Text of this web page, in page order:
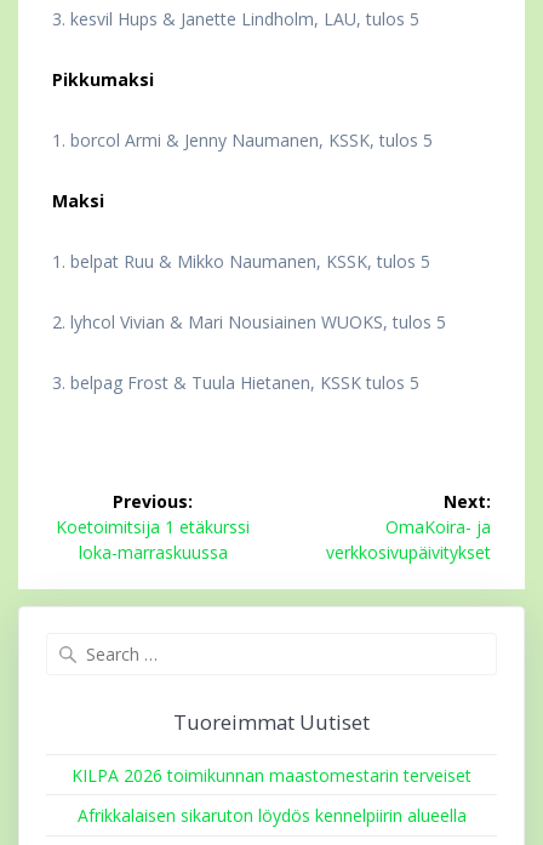
3. kesvil Hups & Janette Lindholm, LAU, tulos 5
Pikkumaksi
1. borcol Armi & Jenny Naumanen, KSSK, tulos 5
Maksi
1. belpat Ruu & Mikko Naumanen, KSSK, tulos 5
2. lyhcol Vivian & Mari Nousiainen WUOKS, tulos 5
3. belpag Frost & Tuula Hietanen, KSSK tulos 5
Artikkelien
selaus
Previous:
Previous
post:
Koetoimitsija 1 etäkurssi
loka-marraskuussa
Next:
Next
post:
OmaKoira- ja
verkkosivupäivitykset
Tuoreimmat Uutiset
KILPA 2026 toimikunnan maastomestarin terveiset
Afrikkalaisen sikaruton löydös kennelpiirin alueella